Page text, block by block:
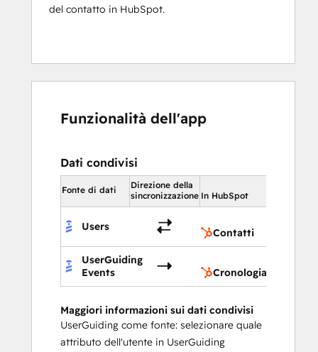
del contatto in HubSpot.
Funzionalità dell'app
Dati condivisi
Fonte di dati
Direzione della
sincronizzazione In HubSpot
Users
Contatti
UserGuiding
Events
Cronologia
Maggiori informazioni sui dati condivisi
UserGuiding come fonte: selezionare quale
attributo dell'utente in UserGuiding